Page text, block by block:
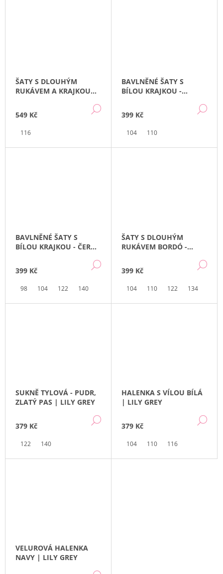
ŠATY S DLOUHÝM
RUKÁVEM A KRAJKOU
549 Kč
DETAIL
116
BAVLNĚNÉ ŠATY S
BÍLOU KRAJKOU -
399 Kč
104 110
BAVLNĚNÉ ŠATY S
BÍLOU KRAJKOU - ČERNÉ
399 Kč
DETAIL
98 104 122 140
ŠATY S DLOUHÝM
RUKÁVEM BORDÓ -
399 Kč
104 110 122 134
SUKNĚ TYLOVÁ - PUDR,
ZLATÝ PAS | LILY GREY
379 Kč
DETAIL
122 140
HALENKA S VÍLOU BÍLÁ
| LILY GREY
379 Kč
104 110 116
VELUROVÁ HALENKA
NAVY | LILY GREY